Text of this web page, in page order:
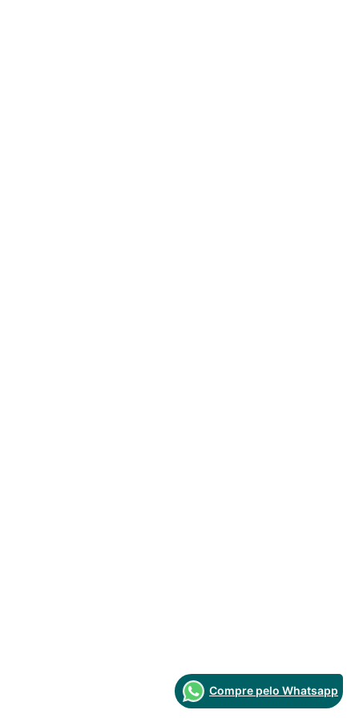
Compre pelo Whatsapp